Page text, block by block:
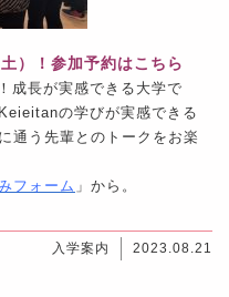
）！参加予約はこちら
成長が実感できる大学で
の学びが実感できる
通う先輩とのトークをお楽
フォーム 」から。
入学案内 2023.08.21